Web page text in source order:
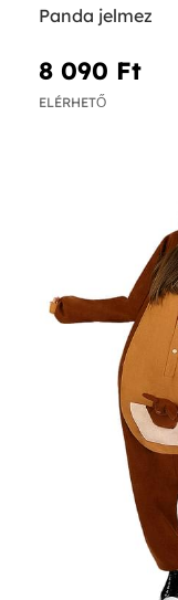
Panda jelmez
8 090 Ft‎
ELÉRHETŐ